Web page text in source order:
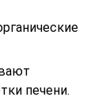
печени.